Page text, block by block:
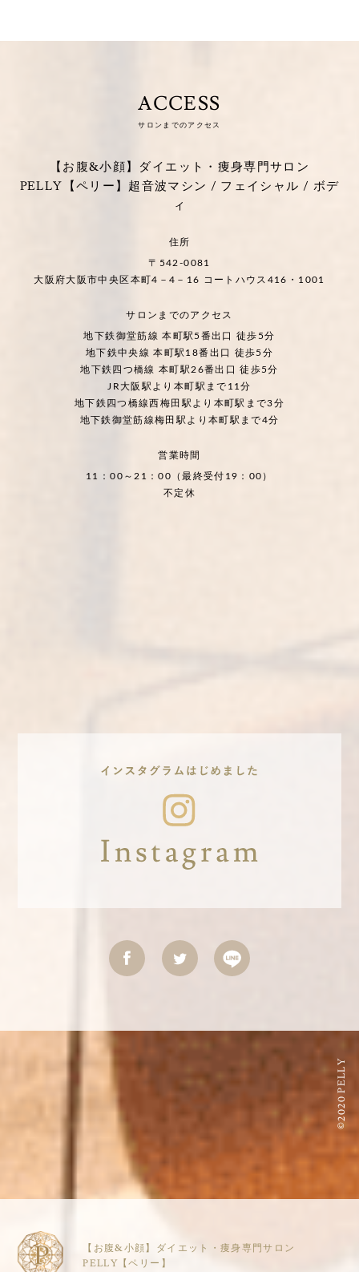
ACCESS
サロンまでのアクセス
【お腹&小顔】ダイエット・痩身専門サロン
PELLY【ペリー】超音波マシン / フェイシャル / ボデ
ィ
住所
〒542-0081
大阪府大阪市中央区本町4－4－16 コートハウス416・1001
サロンまでのアクセス
地下鉄御堂筋線 本町駅5番出口 徒歩5分
地下鉄中央線 本町駅18番出口 徒歩5分
地下鉄四つ橋線 本町駅26番出口 徒歩5分
JR大阪駅より本町駅まで11分
地下鉄四つ橋線西梅田駅より本町駅まで3分
地下鉄御堂筋線梅田駅より本町駅まで4分
営業時間
11：00～21：00（最終受付19：00）
不定休
©2020 PELLY
【お腹&小顔】ダイエット・痩身専門サロン
PELLY【ペリー】